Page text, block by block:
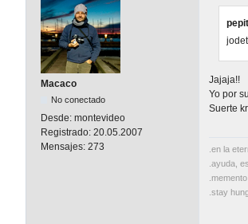
Macaco
No conectado
Desde: montevideo
Registrado: 20.05.2007
Mensajes: 273
Jajaja!!
Yo por
Suerte
.en la
.ayuda,
.stay